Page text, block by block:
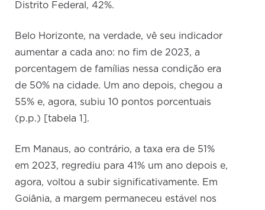
Distrito Federal, 42%.
Belo Horizonte, na verdade, vê seu indicador
aumentar a cada ano: no fim de 2023, a
porcentagem de famílias nessa condição era
de 50% na cidade. Um ano depois, chegou a
55% e, agora, subiu 10 pontos porcentuais
(p.p.) [tabela 1].
Em Manaus, ao contrário, a taxa era de 51%
em 2023, regrediu para 41% um ano depois e,
agora, voltou a subir significativamente. Em
Goiânia, a margem permaneceu estável nos